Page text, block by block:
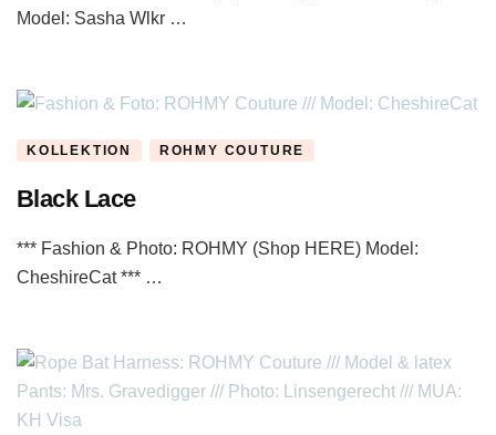
Model: Sasha Wlkr …
KOLLEKTION ROHMY COUTURE
Black Lace
*** Fashion & Photo: ROHMY (Shop HERE) Model:
CheshireCat *** …